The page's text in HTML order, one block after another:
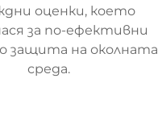
оценки, което
за по-ефективни
защита на околната
среда.